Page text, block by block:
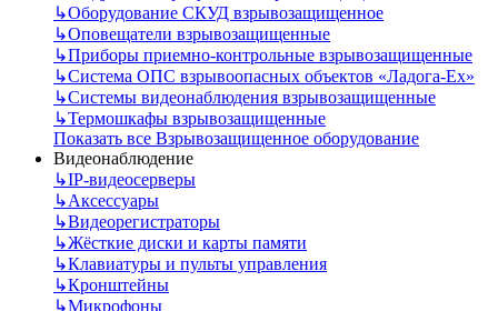
↳Оборудование СКУД взрывозащищенное
↳Оповещатели взрывозащищенные
↳Приборы приемно-контрольные взрывозащищенные
↳Система ОПС взрывоопасных объектов «Ладога-Ex»
↳Системы видеонаблюдения взрывозащищенные
↳Термошкафы взрывозащищенные
Показать все Взрывозащищенное оборудование
Видеонаблюдение
↳IP-видеосерверы
↳Аксессуары
↳Видеорегистраторы
↳Жёсткие диски и карты памяти
↳Клавиатуры и пульты управления
↳Кронштейны
↳Микрофоны